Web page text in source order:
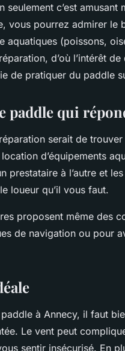
seulement c’est amusant
vous pourrez admirer le
aquatiques (poissons,
d’où l’intérêt
de pratiquer du paddle
qui
serait de
d’équipements
prestataire à l’autre et
loueur qu’il vous faut.
proposent même des
de navigation ou pour
à Annecy, il faut
Le vent peut
sentir insécurisé. En